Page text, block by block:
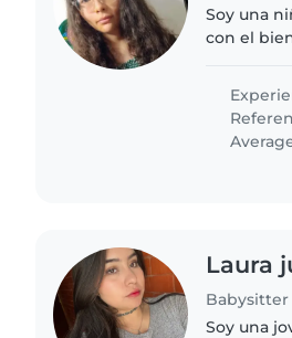
Soy una
con el
edades,
Laura
Babysitter
Soy una